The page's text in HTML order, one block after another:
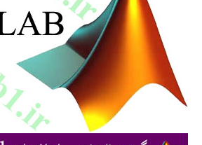
متلب